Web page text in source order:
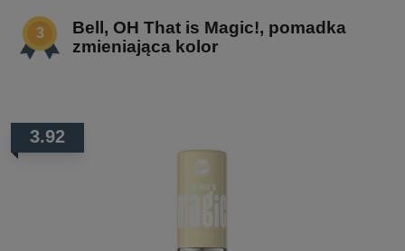
Bell, OH That is Magic!, pomadka
zmieniająca kolor
3.92